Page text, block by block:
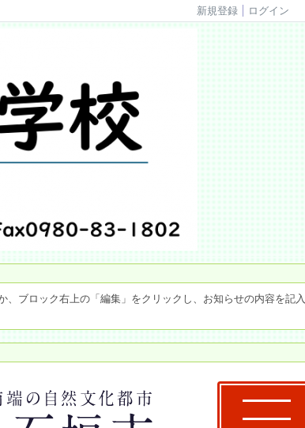
新規登録 ログイン
、ブロック右上の「編集」をクリックし、お知らせの内容を記